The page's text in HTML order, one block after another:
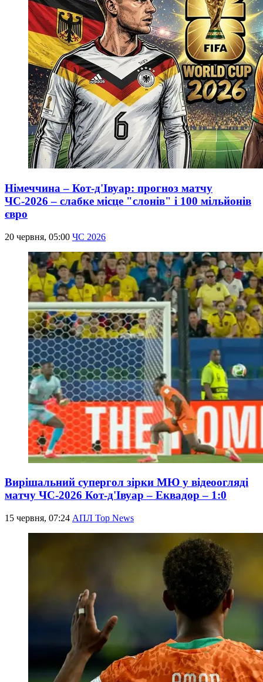
Німеччина – Кот-д'Івуар: прогноз матчу
ЧС-2026 – слабке місце "слонів" і 100 мільйонів
євро
20 червня, 05:00 ЧС 2026
Вирішальний супергол зірки МЮ у відеоогляді
матчу ЧС-2026 Кот-д'Івуар – Еквадор – 1:0
15 червня, 07:24 АПЛ Top News